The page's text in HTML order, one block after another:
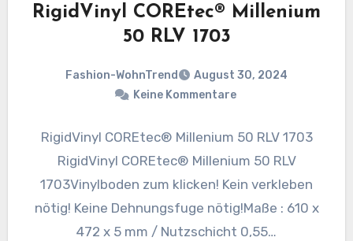
RigidVinyl COREtec® Millenium
50 RLV 1703
Fashion-WohnTrend
August 30, 2024
Keine Kommentare
RigidVinyl COREtec® Millenium 50 RLV 1703
RigidVinyl COREtec® Millenium 50 RLV
1703Vinylboden zum klicken! Kein verkleben
nötig! Keine Dehnungsfuge nötig!Maße : 610 x
472 x 5 mm / Nutzschicht 0,55…